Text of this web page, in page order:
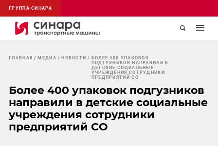
ГРУППА СИНАРА
ГЛАВНАЯ МЕДИА НОВОСТИ
БОЛЕЕ 400 УПАКОВОК
ПОДГУЗНИКОВ НАПРАВИЛИ В
ДЕТСКИЕ СОЦИАЛЬНЫЕ
УЧРЕЖДЕНИЯ СОТРУДНИКИ
ПРЕДПРИЯТИЙ СО
Более 400 упаковок подгузников
направили в детские социальные
учреждения сотрудники
предприятий СО